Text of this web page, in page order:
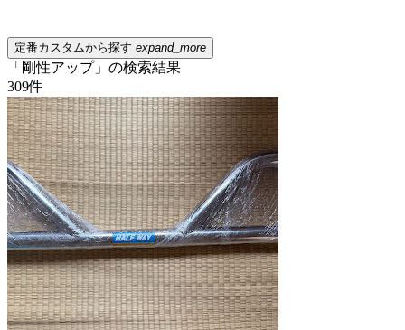
定番カスタムから探す expand_more
「剛性アップ」の検索結果
309件